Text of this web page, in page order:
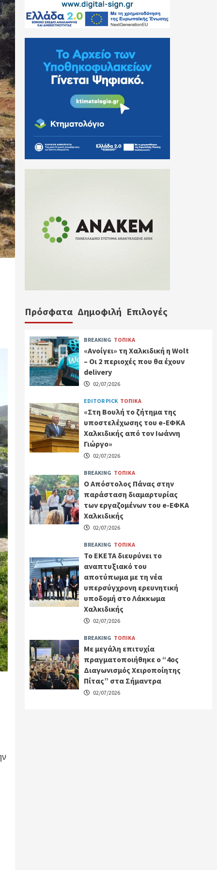
Πρόσφατα Δημοφιλή Επιλογές
BREAKING ΤΟΠΙΚΑ
«Ανοίγει» τη Χαλκιδική η Wolt
– Οι 2 περιοχές που θα έχουν
delivery
02/07/2026
EDITOR PICK ΤΟΠΙΚΑ
«Στη Βουλή το ζήτημα της
υποστελέχωσης του e-ΕΦΚΑ
Χαλκιδικής από τον Ιωάννη
Γιώργο»
02/07/2026
BREAKING ΤΟΠΙΚΑ
Ο Απόστολος Πάνας στην
παράσταση διαμαρτυρίας
των εργαζομένων του e-ΕΦΚΑ
Χαλκιδικής
02/07/2026
BREAKING ΤΟΠΙΚΑ
Το ΕΚΕΤΑ διευρύνει το
αναπτυξιακό του
αποτύπωμα με τη νέα
υπερσύγχρονη ερευνητική
υποδομή στο Λάκκωμα
Χαλκιδικής
02/07/2026
BREAKING ΤΟΠΙΚΑ
Με μεγάλη επιτυχία
πραγματοποιήθηκε ο “4ος
Διαγωνισμός Χειροποίητης
Πίτας” στα Σήμαντρα
02/07/2026